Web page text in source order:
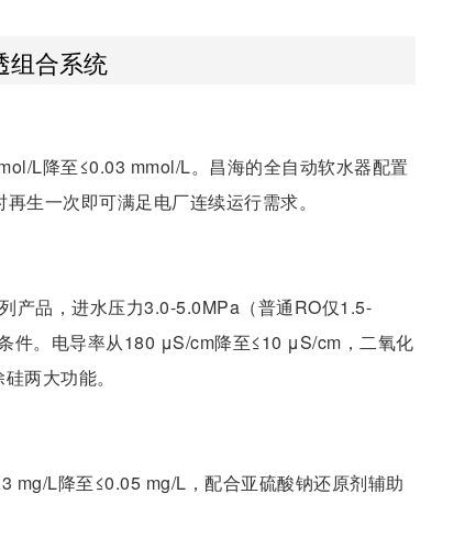
组合系统
L降至≤0.03 mmol/L。昌海的全自动软水器配置
生一次即可满足电厂连续运行需求。
产品，进水压力3.0-5.0MPa（普通RO仅1.5-
件。电导率从180 μS/cm降至≤10 μS/cm，二氧化
两大功能。
mg/L降至≤0.05 mg/L，配合亚硫酸钠还原剂辅助